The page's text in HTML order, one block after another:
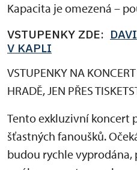
Kapacita je omezená –
VSTUPENKY ZDE:
V KAPLI
VSTUPENKY NA
HRADĚ, JEN PŘES
Tento exkluzivní koncert
šťastných fanoušků.
budou rychle